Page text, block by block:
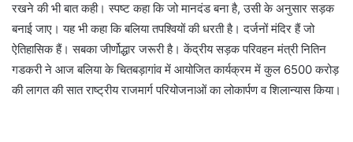
रखने की भी बात कही। स्पष्ट कहा कि जो मानदंड बना है, उसी के अनुसार सड़क
बनाई जाए। यह भी कहा कि बलिया तपश्वियों की धरती है। दर्जनों मंदिर हैं जो
ऐतिहासिक हैं। सबका जीर्णोद्धार जरूरी है। केंद्रीय सड़क परिवहन मंत्री नितिन
गडकरी ने आज बलिया के चितबड़ागांव में आयोजित कार्यक्रम में कुल 6500 करोड़
की लागत की सात राष्ट्रीय राजमार्ग परियोजनाओं का लोकार्पण व शिलान्यास किया।